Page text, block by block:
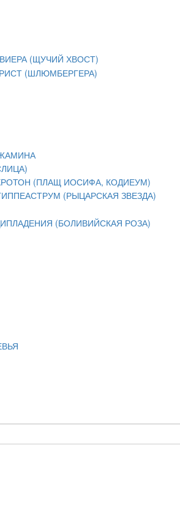
(ЩУЧИЙ ХВОСТ)
(ШЛЮМБЕРГЕРА)
(ПЛАЩ ИОСИФА, КОДИЕУМ)
(РЫЦАРСКАЯ ЗВЕЗДА)
(БОЛИВИЙСКАЯ РОЗА)